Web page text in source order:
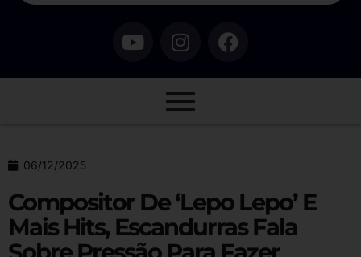
06/12/2025
Compositor De ‘Lepo Lepo’ E
Mais Hits, Escandurras Fala